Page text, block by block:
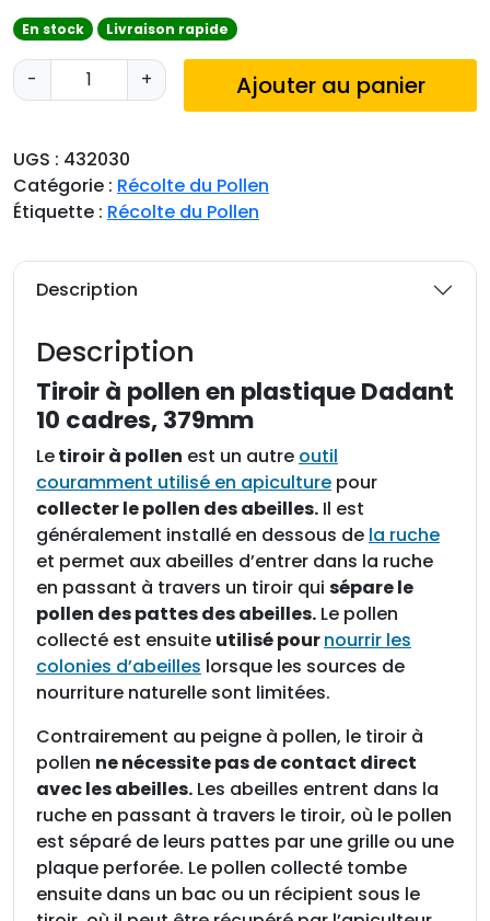
En stock Livraison rapide
-
q
u
n
t
i
+ Ajouter au panier
UGS : 432030
Catégorie : Récolte du Pollen
Étiquette : Récolte du Pollen
Description
Description
Tiroir à pollen en plastique Dadant
10 cadres, 379mm
Letiroir à pollen est un autre outil
couramment utilisé en apiculture pour
collecter le pollen des abeilles. Il est
généralement installé en dessous de la ruche
et permet aux abeilles d’entrer dans la ruche
en passant à travers un tiroir qui sépare le
pollen des pattes des abeilles. Le pollen
collecté est ensuite utilisé pournourrir les
colonies d’abeilles lorsque les sources de
nourriture naturelle sont limitées.
Contrairement au peigne à pollen, le tiroir à
pollen ne nécessite pas de contact direct
avec les abeilles. Les abeilles entrent dans la
ruche en passant à travers le tiroir, où le pollen
est séparé de leurs pattes par une grille ou une
plaque perforée. Le pollen collecté tombe
ensuite dans un bac ou un récipient sous le